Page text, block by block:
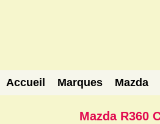
Accueil Marques Mazda
Mazda R360